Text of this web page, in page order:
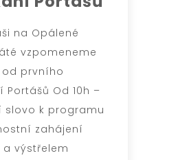
na Opálené
vzpomeneme
od prvního
Portášů Od 10h –
slovo k programu
zahájení
a výstřelem